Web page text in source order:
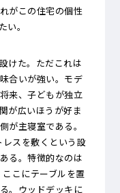
がこの住宅の個性
。
けた。ただこれは
合いが強い。モデ
来、子どもが独立
が広いほうが好ま
が主寝室である。
スを敷くという設
る。特徴的なのは
こにテーブルを置
。ウッドデッキに